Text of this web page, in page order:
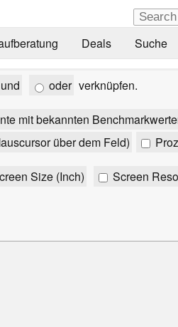
Deals Suche
und oder verknüpfen.
mit bekannten
über dem Feld)
Size (Inch) Screen